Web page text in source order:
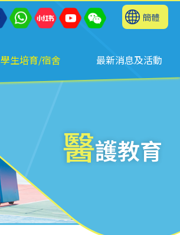
簡體
學生培育/宿舍 最新消息及活動
醫護教育